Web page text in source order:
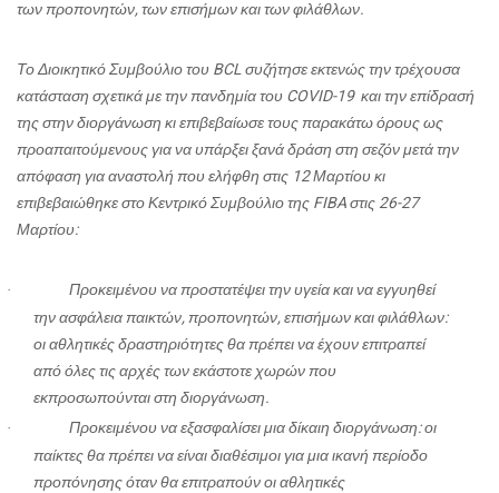
των προπονητών, των επισήμων και των φιλάθλων.
Το Διοικητικό Συμβούλιο του BCL συζήτησε εκτενώς την τρέχουσα
κατάσταση σχετικά με την πανδημία του COVID-19 και την επίδρασή
της στην διοργάνωση κι επιβεβαίωσε τους παρακάτω όρους ως
προαπαιτούμενους για να υπάρξει ξανά δράση στη σεζόν μετά την
απόφαση για αναστολή που ελήφθη στις 12 Μαρτίου κι
επιβεβαιώθηκε στο Κεντρικό Συμβούλιο της FIBA στις 26-27
Μαρτίου:
·
Προκειμένου να προστατέψει την υγεία και να εγγυηθεί
την ασφάλεια παικτών, προπονητών, επισήμων και φιλάθλων:
οι αθλητικές δραστηριότητες θα πρέπει να έχουν επιτραπεί
από όλες τις αρχές των εκάστοτε χωρών που
εκπροσωπούνται στη διοργάνωση.
·
Προκειμένου να εξασφαλίσει μια δίκαιη διοργάνωση: οι
παίκτες θα πρέπει να είναι διαθέσιμοι για μια ικανή περίοδο
προπόνησης όταν θα επιτραπούν οι αθλητικές